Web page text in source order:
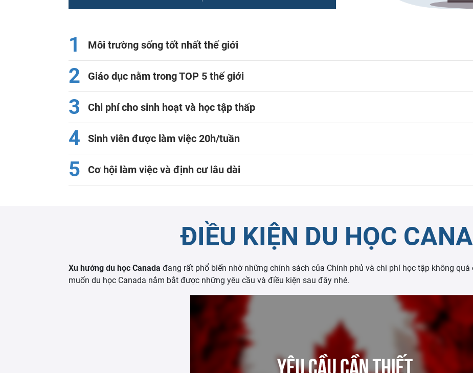
1 Môi trường sống tốt nhất thế giới
2 Giáo dục nằm trong TOP 5 thế giới
3 Chi phí cho sinh hoạt và học tập thấp
4 Sinh viên được làm việc 20h/tuần
5 Cơ hội làm việc và định cư lâu dài
ĐIỀU KIỆN DU HỌC
Xu hướng du học Canada đang rất phổ biến nhờ những chính sách của Chính phủ và chi phí học tập không
muốn du học Canada nắm bắt được những yêu cầu và điều kiện sau đây nhé.